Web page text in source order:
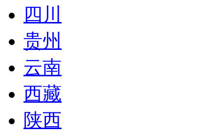
四川
贵州
云南
西藏
陕西